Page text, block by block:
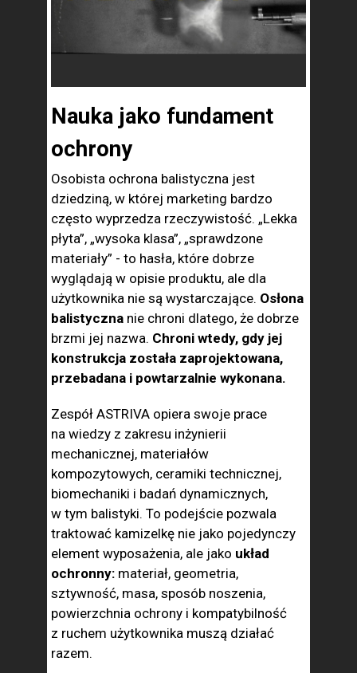
Nauka jako fundament
ochrony
Osobista ochrona balistyczna jest
dziedziną, w której marketing bardzo
często wyprzedza rzeczywistość. „Lekka
płyta”, „wysoka klasa”, „sprawdzone
materiały” - to hasła, które dobrze
wyglądają w opisie produktu, ale dla
użytkownika nie są wystarczające. Osłona
balistyczna nie chroni dlatego, że dobrze
brzmi jej nazwa. Chroni wtedy, gdy jej
konstrukcja została zaprojektowana,
przebadana i powtarzalnie wykonana.
Zespół ASTRIVA opiera swoje prace
na wiedzy z zakresu inżynierii
mechanicznej, materiałów
kompozytowych, ceramiki technicznej,
biomechaniki i badań dynamicznych,
w tym balistyki. To podejście pozwala
traktować kamizelkę nie jako pojedynczy
element wyposażenia, ale jako układ
ochronny: materiał, geometria,
sztywność, masa, sposób noszenia,
powierzchnia ochrony i kompatybilność
z ruchem użytkownika muszą działać
razem.